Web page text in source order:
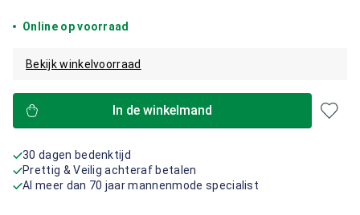
Online op voorraad
Bekijk winkelvoorraad
In de winkelmand
30 dagen bedenktijd
Prettig & Veilig achteraf betalen
Al meer dan 70 jaar mannenmode specialist